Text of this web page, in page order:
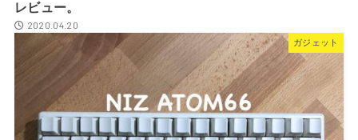
レビュー。
2020.04.20
ガジェット